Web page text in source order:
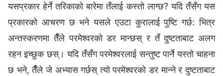
यसप्रकार हेर्ने तरिकाको बारेमा तँलाई कस्तो लाग्छ? यदि तँसँग यस
प्रकारको आचरण छ भने यसले एउटा कुरालाई पुष्टि गर्छ: भित्र
अन्तस्करणमा तैँले परमेश्‍वरको डर मान्छस् र तँ दुष्टताबाट अलग
रहन इच्छुक छस्। यदि तँसँग परमेश्‍वरलाई सन्तुष्ट पार्ने यस्तो चाहना
छ भने, तैँले जे अभ्यास गर्छस् त्यो परमेश्‍वरको डर मान्ने र दुष्टताबाट